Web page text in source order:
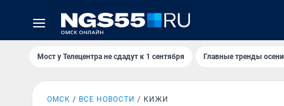
Мост у Телецентра не сдадут к 1 сентября Главные тренды
ОМСК ВСЕ НОВОСТИ КИЖИ